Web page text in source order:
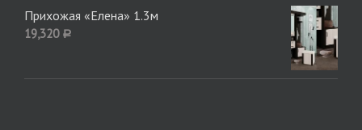
Прихожая «Елена» 1.3м
19,320 Р